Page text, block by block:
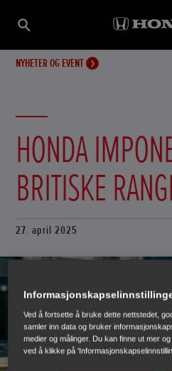
NYHETER OG EVENT
HONDA
BRITISKE
27. april 2025
Ved å fortsette å bruke dette nettstedet,
samler inn data og bruker
medier og målinger. Du kan finne ut mer
ved å klikke på